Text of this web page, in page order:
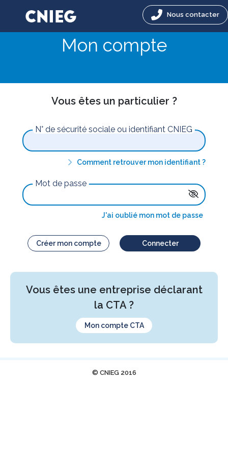
Nous contacter
Mon compte
Vous êtes un particulier ?
N° de sécurité sociale ou identifiant CNIEG
Comment retrouver mon identifiant ?
Mot de passe
J'ai oublié mon mot de passe
Créer mon compte Connecter
Vous êtes une entreprise déclarant
la CTA ?
Mon compte CTA
© CNIEG 2016